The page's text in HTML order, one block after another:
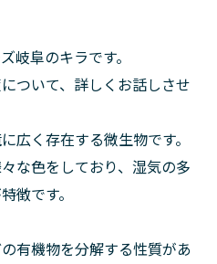
岐阜のキラです。
ついて、詳しくお話しさせ
広く存在する微生物です。
な色をしており、湿気の多
徴です。
有機物を分解する性質があ